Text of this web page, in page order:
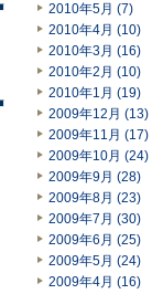
2010年5月 (7)
2010年4月 (10)
2010年3月 (16)
2010年2月 (10)
2010年1月 (19)
2009年12月 (13)
2009年11月 (17)
2009年10月 (24)
2009年9月 (28)
2009年8月 (23)
2009年7月 (30)
2009年6月 (25)
2009年5月 (24)
2009年4月 (16)